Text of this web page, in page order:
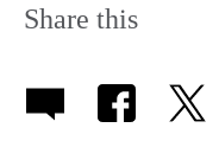
Share this